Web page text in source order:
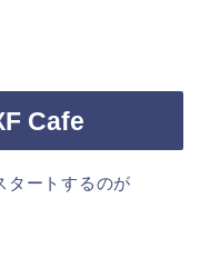
Cafe
タートするのが